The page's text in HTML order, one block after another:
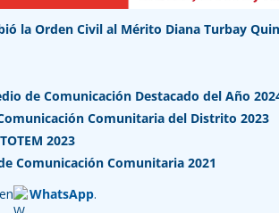
la Orden Civil al Mérito Diana Turbay
de Comunicación Destacado del Año
Comunitaria del Distrito 2023
2023
Comunicación Comunitaria 2021
en WhatsApp.